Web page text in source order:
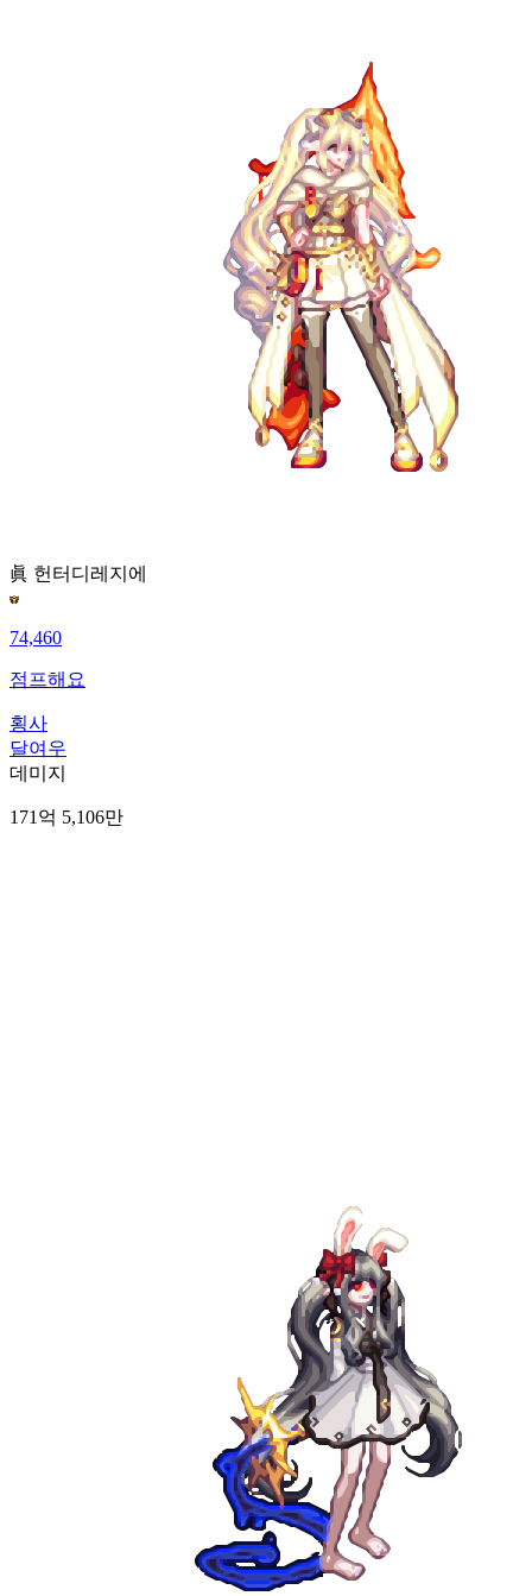
眞 헌터 디레지에
74,460
점프해요
횡사
달여우
데미지
171억 5,106만